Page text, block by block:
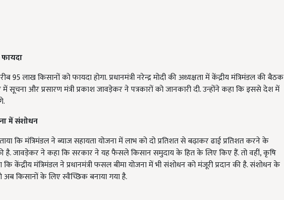
लाख किसानों को फायदा होगा. प्रधानमंत्री नरेन्द्र मोदी की अध्यक्षता में केंद्रीय मंत्रिमंडल की बैठक
सूचना और प्रसारण मंत्री प्रकाश जावड़ेकर ने पत्रकारों को जानकारी दी. उन्होंने कहा कि इससे देश में
में संशोधन
कि मंत्रिमंडल ने ब्याज सहायता योजना में लाभ को दो प्रतिशत से बढ़ाकर ढाई प्रतिशत करने के
की है. जावड़ेकर ने कहा कि सरकार ने यह फैसले किसान समुदाय के हित के लिए किए हैं. तो वहीं, कृषि
कि केंद्रीय मंत्रिमंडल ने प्रधानमंत्री फसल बीमा योजना में भी संशोधन को मंजूरी प्रदान की है. संशोधन के
किसानों के लिए स्वैच्छिक बनाया गया है.